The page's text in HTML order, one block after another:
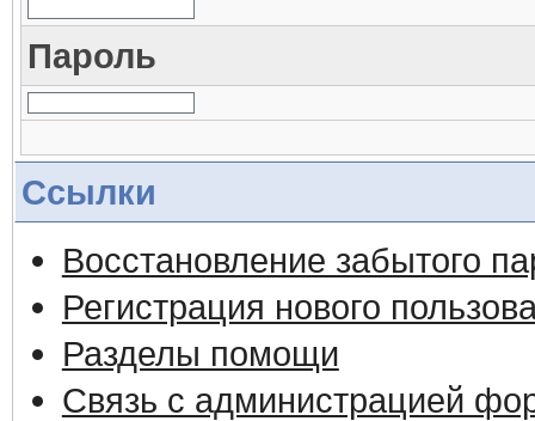
Пароль
Ссылки
Восстановление забытого
Регистрация нового
Разделы помощи
Связь с администрацией